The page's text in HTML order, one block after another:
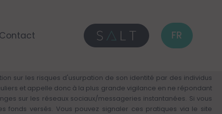
FR
sur les risques d'usurpation de son identité par des individus
et appelle donc à la plus grande vigilance en ne répondant
sur les réseaux sociaux/messageries instantanées. Si vous
versés. Vous pouvez signaler ces pratiques via le site